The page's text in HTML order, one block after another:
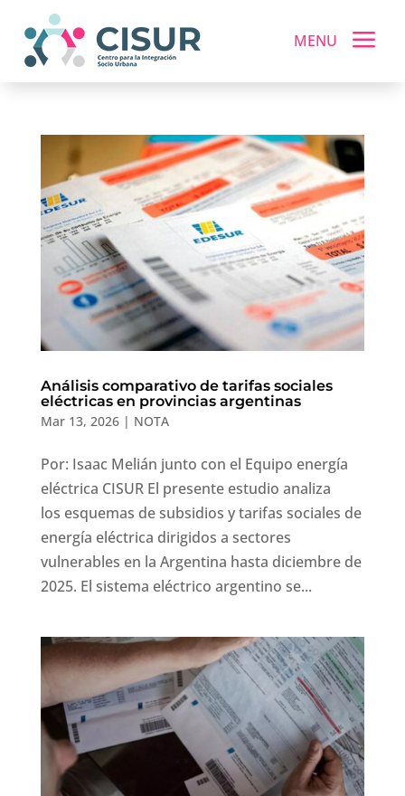
MENU a
Análisis comparativo de tarifas sociales
eléctricas en provincias argentinas
Mar 13, 2026| NOTA
Por: Isaac Melián junto con el Equipo energía
eléctrica CISUR El presente estudio analiza
los esquemas de subsidios y tarifas sociales de
energía eléctrica dirigidos a sectores
vulnerables en la Argentina hasta diciembre de
2025. El sistema eléctrico argentino se...